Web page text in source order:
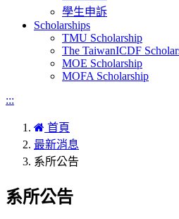
學生申訴
Scholarships
TMU Scholarship
The TaiwanICDF
MOE Scholarship
MOFA Scholarship
:::
首頁
最新消息
系所公告
系所公告